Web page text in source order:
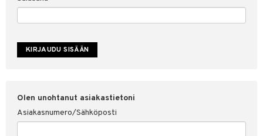
Tuotemerkkejä
Olen unohtanut asiakastietoni
Asiakasnumero/Sähköposti
suojaus